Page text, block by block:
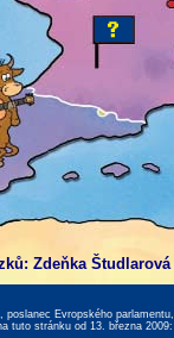
Zdeňka Študlarová
Evropského parlamentu,
tuto stránku od 13. března 2009: